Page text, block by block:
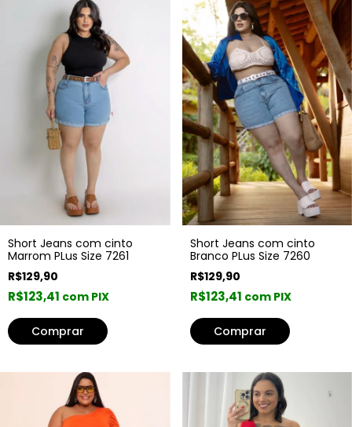
Short Jeans com cinto
Marrom PLus Size 7261
R$129,90
R$123,41 com PIX
Comprar
Short Jeans com cinto
Branco PLus Size 7260
R$129,90
R$123,41 com PIX
Comprar